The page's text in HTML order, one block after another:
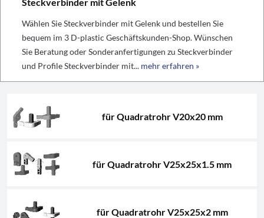
Wählen Sie Steckverbinder mit Gelenk und bestellen Sie
bequem im 3 D-plastic Geschäftskunden-Shop. Wünschen
Sie Beratung oder Sonderanfertigungen zu Steckverbinder
und Profile Steckverbinder mit... mehr erfahren »
für Quadratrohr V20x20 mm
für Quadratrohr V25x25x1.5 mm
für Quadratrohr V25x25x2 mm